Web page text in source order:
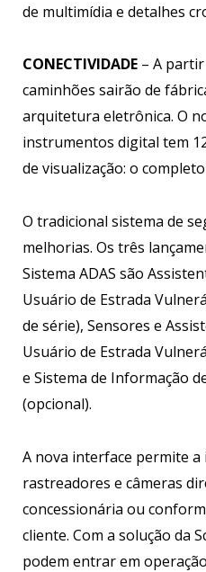
de multimídia e detalhes
CONECTIVIDADE – A
caminhões sairão de
arquitetura eletrônica. O
instrumentos digital tem
de visualização: o
O tradicional sistema de
melhorias. Os três
Sistema ADAS são
Usuário de Estrada
de série), Sensores e
Usuário de Estrada
e Sistema de Informação
(opcional).
A nova interface permite a
rastreadores e câmeras
concessionária ou
cliente. Com a solução da
podem entrar em